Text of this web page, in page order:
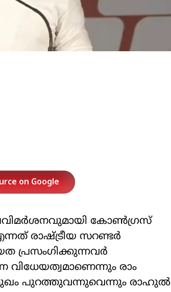
on Google
കോണ്‍ഗ്രസ്
രാഷ്ട്രീയ സറണ്ടര്‍
പ്രസംഗിക്കുന്നവര്‍
വിധേയത്വമാണെന്നും രാം
പുറത്തുവന്നുവെന്നും രാഹുല്‍